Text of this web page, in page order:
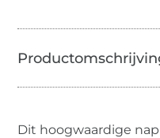
Dit hoogwaardige